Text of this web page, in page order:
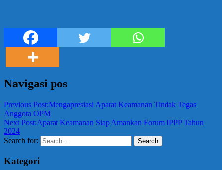
Navigasi pos
Previous Post:Mengapresiasi Aparat Keamanan Tindak Tegas
Anggota OPM
Next Post:Aparat Keamanan Siap Amankan Forum IPPP Tahun
2024
Search for:
Search
Kategori